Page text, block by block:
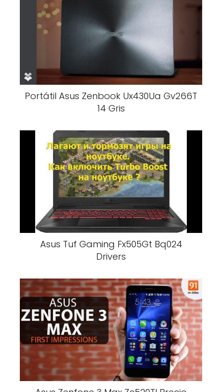
Portátil Asus Zenbook Ux430Ua Gv266T
14 Gris
Asus Tuf Gaming Fx505Gt Bq024
Drivers